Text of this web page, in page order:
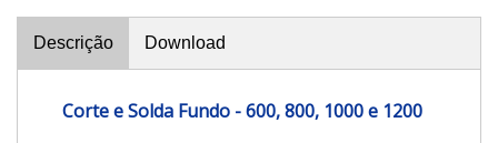
Descrição Download
Corte e Solda Fundo - 600, 800, 1000 e 1200